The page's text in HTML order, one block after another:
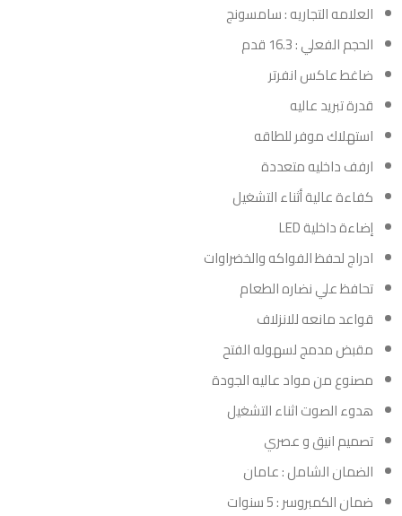
العلامه التجاريه : سامسونج
الحجم الفعلي : 16.3 قدم
ضاغط عاكس انفرتر
قدرة تبريد عاليه
استهلاك موفر للطاقه
ارفف داخليه متعددة
كفاءة عالية أثناء التشغيل
إضاءة داخلية LED
ادراج لحفظ الفواكه والخضراوات
تحافظ علي نضاره الطعام
قواعد مانعه للانزلاف
مقبض مدمج لسهوله الفتح
مصنوع من مواد عاليه الجودة
هدوء الصوت اثناء التشغيل
تصميم انيق و عصري
الضمان الشامل : عامان
ضمان الكمبروسر : 5 سنوات